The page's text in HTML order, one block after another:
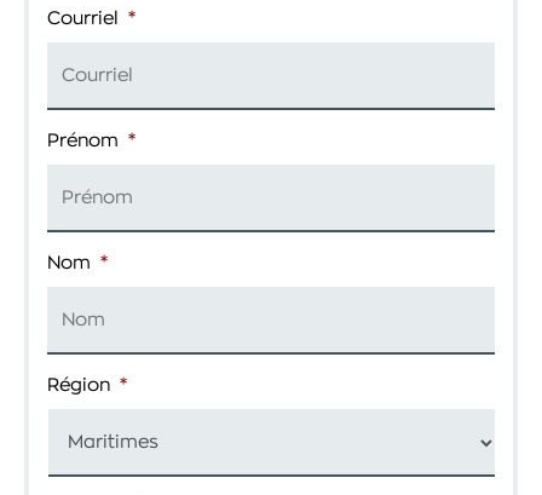
Courriel *
Prénom *
Nom *
Région *